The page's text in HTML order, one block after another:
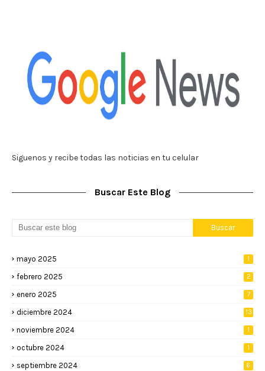
Siguenos y recibe todas las noticias en tu celular
Buscar Este Blog
mayo 2025 1
febrero 2025 2
enero 2025 7
diciembre 2024 13
noviembre 2024 1
octubre 2024 1
septiembre 2024 6